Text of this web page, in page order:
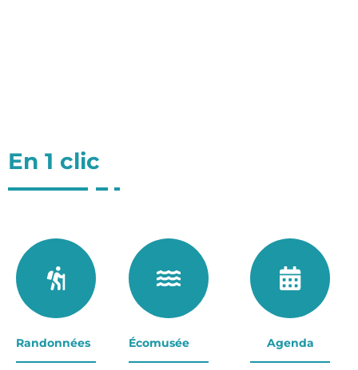
En 1 clic
Randonnées Écomusée Agenda